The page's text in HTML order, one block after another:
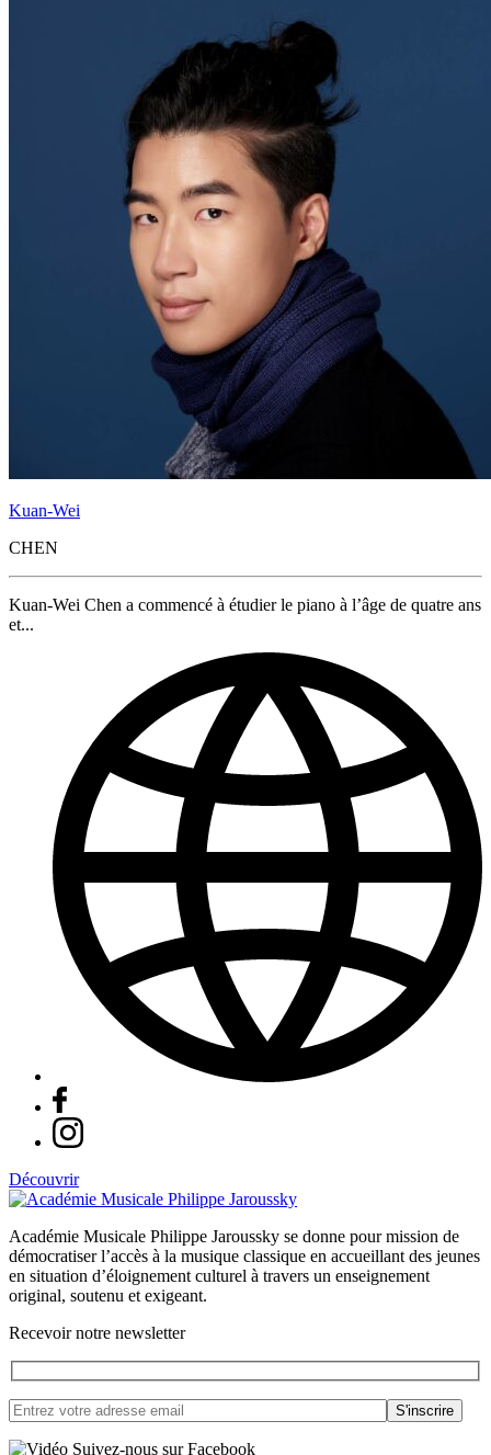
Kuan-Wei
CHEN
Kuan-Wei Chen a commencé à étudier le piano à l’âge de quatre ans
et...
Découvrir
Académie Musicale Philippe Jaroussky se donne pour mission de
démocratiser l’accès à la musique classique en accueillant des jeunes
en situation d’éloignement culturel à travers un enseignement
original, soutenu et exigeant.
Recevoir notre newsletter
Suivez-nous sur Facebook